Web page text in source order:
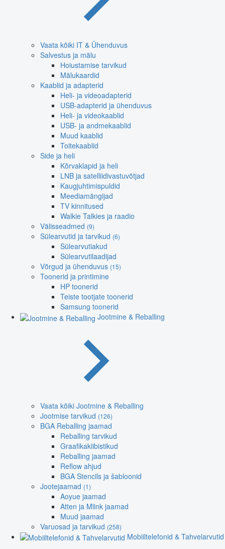
Vaata kõiki IT & Ühenduvus
Salvestus ja mälu
Hoiustamise tarvikud
Mälukaardid
Kaablid ja adapterid
Heli- ja videoadapterid
USB-adapterid ja ühenduvus
Heli- ja videokaablid
USB- ja andmekaablid
Muud kaablid
Toitekaablid
Side ja heli
Kõrvaklapid ja heli
LNB ja satelliidivastuvõtjad
Kaugjuhtimispuldid
Meediamängijad
TV kinnitused
Walkie Talkies ja raadio
Välisseadmed (9)
Sülearvutid ja tarvikud (6)
Sülearvutiakud
Sülearvutilaadijad
Võrgud ja ühenduvus (15)
Toonerid ja printimine
HP toonerid
Teiste tootjate toonerid
Samsung toonerid
Jootmine & Reballing
Vaata kõiki Jootmine & Reballing
Jootmise tarvikud (126)
BGA Reballing jaamad
Reballing tarvikud
Graafikakiibistikud
Reballing jaamad
Reflow ahjud
BGA Stencils ja šabloonid
Jootejaamad (1)
Aoyue jaamad
Atten ja Mlink jaamad
Muud jaamad
Varuosad ja tarvikud (258)
Mobiiltelefonid & Tahvelarvutid